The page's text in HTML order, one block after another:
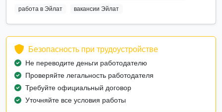
работа в Эйлат
вакансии Эйлат
Безопасность при трудоустройстве
Не переводите деньги работодателю
Проверяйте легальность работодателя
Требуйте официальный договор
Уточняйте все условия работы